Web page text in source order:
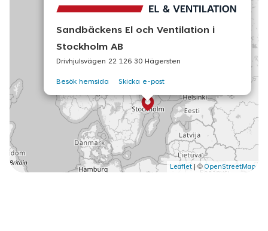
Sandbäckens El och Ventilation i
Stockholm AB
Drivhjulsvägen 22 126 30 Hägersten
Besök hemsida Skicka e-post
Leaflet © OpenStreetMap